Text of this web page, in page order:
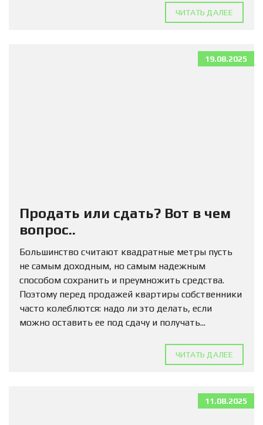
ЧИТАТЬ ДАЛЕЕ
19.08.2025
Продать или сдать? Вот в чем
вопрос..
Большинство считают квадратные метры пусть
не самым доходным, но самым надежным
способом сохранить и преумножить средства.
Поэтому перед продажей квартиры собственники
часто колеблются: надо ли это делать, если
можно оставить ее под сдачу и получать...
ЧИТАТЬ ДАЛЕЕ
11.08.2025